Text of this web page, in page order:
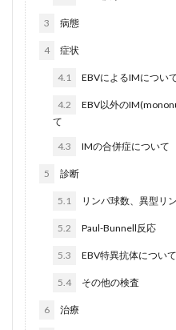
3 病態
4 症状
4.1 EBVによるIMについ
4.2
EBV以外の
て
4.3 IMの合併症について
5 診断
5.1 リンパ球数、異型リ
5.2 Paul-Bunnell反応
5.3 EBV特異抗体について
5.4 その他の検査
6 治療